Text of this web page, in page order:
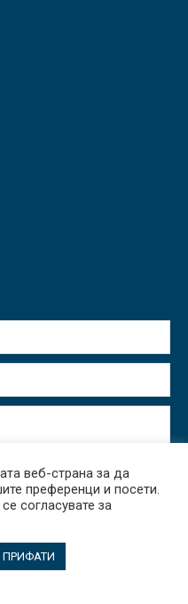
веб-страна за да
преференци и посети.
согласувате за
ПРИФАТИ